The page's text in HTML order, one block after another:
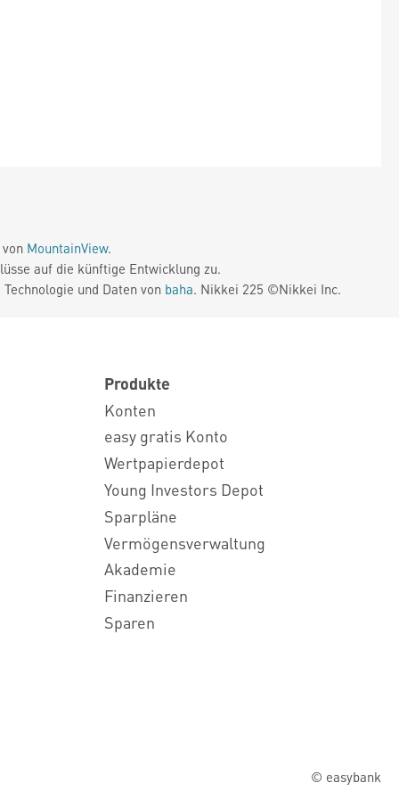
MountainView.
auf die künftige Entwicklung zu.
und Daten von baha. Nikkei 225 ©Nikkei Inc.
Produkte
Konten
easy gratis Konto
Wertpapierdepot
Young Investors Depot
Sparpläne
Vermögensverwaltung
Akademie
Finanzieren
Sparen
© easybank